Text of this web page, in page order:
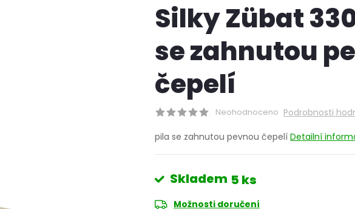
Silky Zübat
se zahnutou
čepelí
Neohodnoceno Podrobnosti
pila se zahnutou pevnou čepelí Detailní
Skladem 5 ks
Možnosti doručení